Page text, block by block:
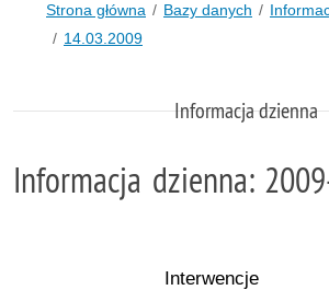
Strona główna Bazy danych
14.03.2009
Informacja dzienna
Informacja dzienna:
Interwencje